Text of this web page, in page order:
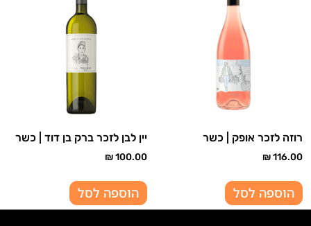
רוזה לזכר אופק | כשר
₪116.00
הוספה לסל
יין לבן לזכר ברק בן דוד | כשר
₪100.00
הוספה לסל